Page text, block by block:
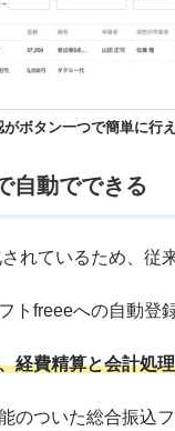
がボタン一つで簡単に行
自動でできる
れているため、従
トfreeeへの自動登
経費精算と会計処
のついた総合振込